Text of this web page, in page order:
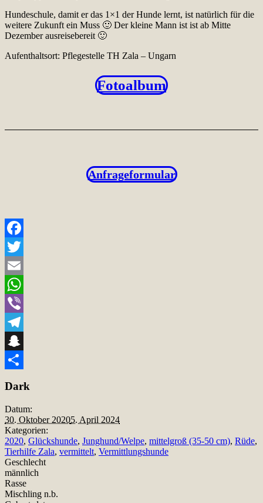
Hundeschule, damit er das 1×1 der Hunde lernt, ist natürlich für die
weitere Zukunft ein Muss 🙂 Der kleine Mann ist ist ab Mitte
Dezember ausreisebereit 🙂
Aufenthaltsort: Pflegestelle TH Zala – Ungarn
Fotoalbum
Anfrageformular
Facebook
Twitter
Email
WhatsApp
Viber
Telegram
Snapchat
Dark
Datum:
30. Oktober 20205. April 2024
Kategorien:
2020, Glückshunde, Junghund/Welpe, mittelgroß (35-50 cm), Rüde,
Tierhilfe Zala, vermittelt, Vermittlungshunde
Geschlecht
männlich
Rasse
Mischling n.b.